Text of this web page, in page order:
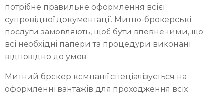
потрібне правильне оформлення всієї
супровідної документації. Митно-брокерські
послуги замовляють, щоб бути впевненими, що
всі необхідні папери та процедури виконані
відповідно до умов.
Митний брокер компанії спеціалізується на
оформленні вантажів для проходження всіх